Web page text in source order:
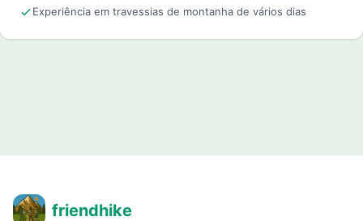
Experiência em travessias de montanha de vários dias
friendhike